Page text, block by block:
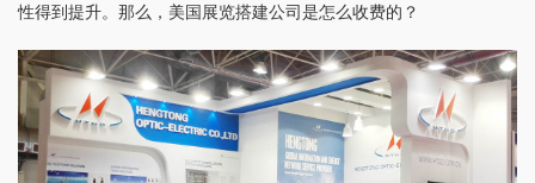
性得到提升。那么，美国展览搭建公司是怎么收费的？